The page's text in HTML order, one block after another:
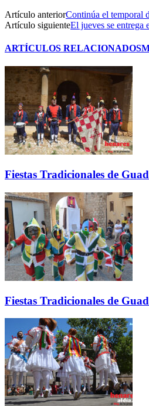
Artículo anteriorContinúa el temporal
Artículo siguienteEl jueves se
ARTÍCULOS RELACIONADOS
Fiestas Tradicionales de
Fiestas Tradicionales de